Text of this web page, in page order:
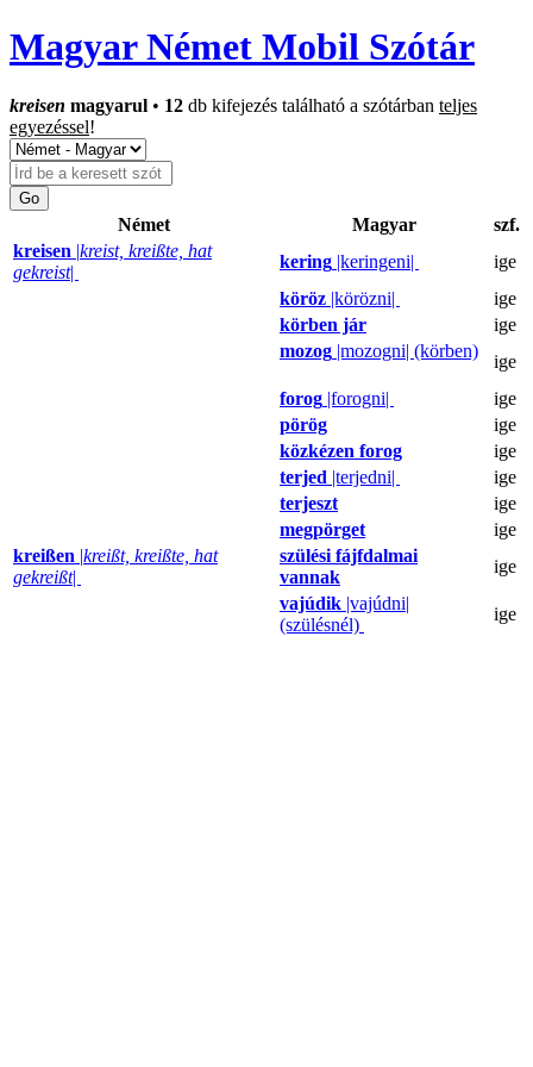
Magyar Német Mobil Szótár
kreisen magyarul • 12 db kifejezés található a szótárban teljes
egyezéssel!
Német Magyar
szf.
kreisen |kreist, kreißte, hat
gekreist|
kering |keringeni|
ige
köröz |körözni|
ige
körben jár
ige
mozog |mozogni| (körben)
ige
forog |forogni|
ige
pörög
ige
közkézen forog
ige
terjed |terjedni|
ige
terjeszt
ige
megpörget
ige
kreißen |kreißt, kreißte, hat
gekreißt|
szülési fájfdalmai
vannak
ige
vajúdik |vajúdni|
(szülésnél)
ige